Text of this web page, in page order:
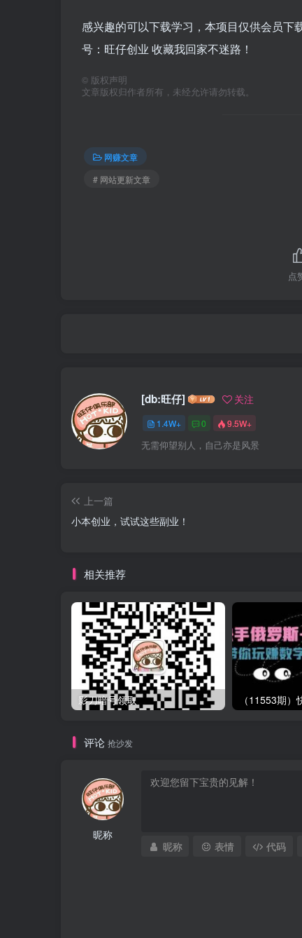
感兴趣的可以下载学习，本项目仅供会员
号：旺仔创业 收藏我回家不迷路！
© 版权声明
文章版权归作者所有，未经允许请勿转载。
网赚文章
# 网站更新文章
点
[db:旺仔] 关注
1.4W+ 0 9.5W+
无需仰望别人，自己亦是风景
上一篇
小本创业，试试这些副业！
相关推荐
影刀暗号领取
评论 抢沙发
昵称
昵称 表情 代码